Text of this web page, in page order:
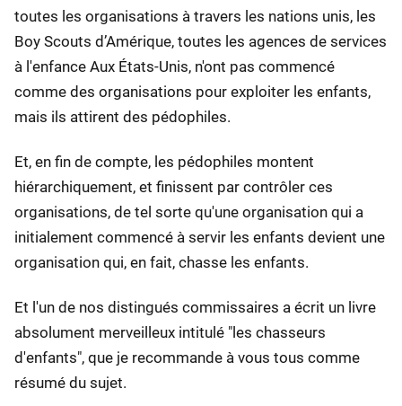
toutes les organisations à travers les nations unis, les
Boy Scouts d’Amérique, toutes les agences de services
à l'enfance Aux États-Unis, n'ont pas commencé
comme des organisations pour exploiter les enfants,
mais ils attirent des pédophiles.
Et, en fin de compte, les pédophiles montent
hiérarchiquement, et finissent par contrôler ces
organisations, de tel sorte qu'une organisation qui a
initialement commencé à servir les enfants devient une
organisation qui, en fait, chasse les enfants.
Et l'un de nos distingués commissaires a écrit un livre
absolument merveilleux intitulé "les chasseurs
d'enfants", que je recommande à vous tous comme
résumé du sujet.